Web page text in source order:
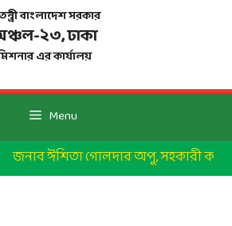
বাংলাদেশ সরকার
২৩, ঢাকা
এর কার্যালয়
Menu
জনাব ঈশিতা গোলদার অপু, সহকারী কর